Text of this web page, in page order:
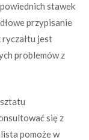
stawek
przypisanie
ryczałtu jest
problemów z
się z
pomoże w